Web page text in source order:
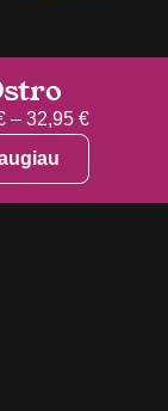
–32,95€